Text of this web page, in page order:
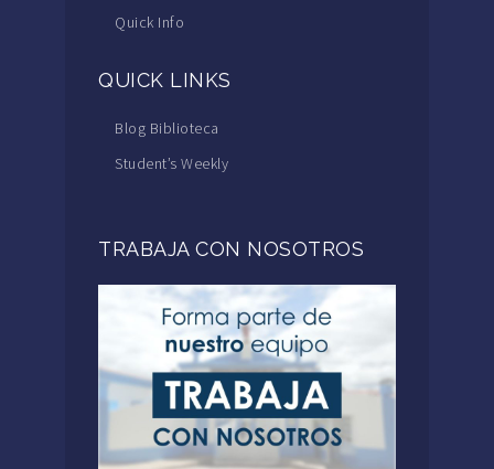
Quick Info
QUICK LINKS
Blog Biblioteca
Student’s Weekly
TRABAJA CON NOSOTROS